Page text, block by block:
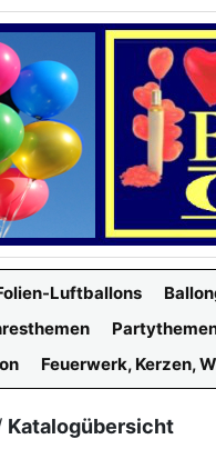
Luftballons
Feuerwerk, Kerzen,
Katalogübersicht